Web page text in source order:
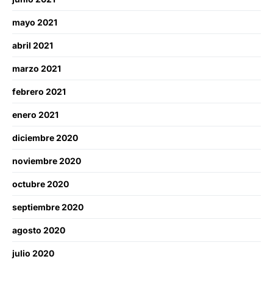
mayo 2021
abril 2021
marzo 2021
febrero 2021
enero 2021
diciembre 2020
noviembre 2020
octubre 2020
septiembre 2020
agosto 2020
julio 2020